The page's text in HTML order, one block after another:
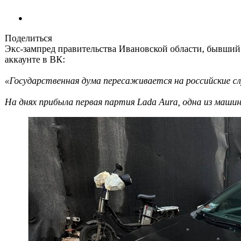
Поделиться
Экс-зампред правительства Ивановской области,
аккаунте в ВК:
«Государственная дума пересаживается на российские
На днях прибыла первая партия Lada Aura, одна из